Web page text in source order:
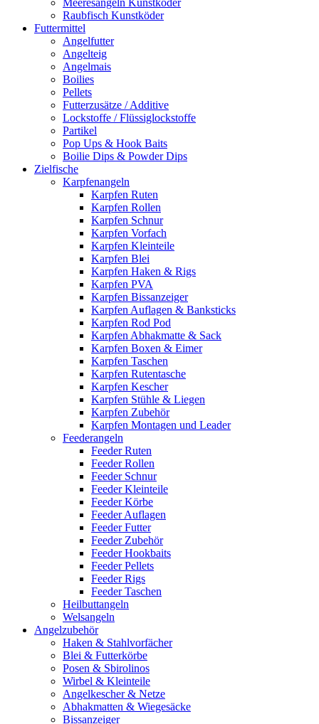
Meeresangeln Kunstköder
Raubfisch Kunstköder
Futtermittel
Angelfutter
Angelteig
Angelmais
Boilies
Pellets
Futterzusätze / Additive
Lockstoffe / Flüssiglockstoffe
Partikel
Pop Ups & Hook Baits
Boilie Dips & Powder Dips
Zielfische
Karpfenangeln
Karpfen Ruten
Karpfen Rollen
Karpfen Schnur
Karpfen Vorfach
Karpfen Kleinteile
Karpfen Blei
Karpfen Haken & Rigs
Karpfen PVA
Karpfen Bissanzeiger
Karpfen Auflagen & Banksticks
Karpfen Rod Pod
Karpfen Abhakmatte & Sack
Karpfen Boxen & Eimer
Karpfen Taschen
Karpfen Rutentasche
Karpfen Kescher
Karpfen Stühle & Liegen
Karpfen Zubehör
Karpfen Montagen und Leader
Feederangeln
Feeder Ruten
Feeder Rollen
Feeder Schnur
Feeder Kleinteile
Feeder Körbe
Feeder Auflagen
Feeder Futter
Feeder Zubehör
Feeder Hookbaits
Feeder Pellets
Feeder Rigs
Feeder Taschen
Heilbuttangeln
Welsangeln
Angelzubehör
Haken & Stahlvorfächer
Blei & Futterkörbe
Posen & Sbirolinos
Wirbel & Kleinteile
Angelkescher & Netze
Abhakmatten & Wiegesäcke
Bissanzeiger